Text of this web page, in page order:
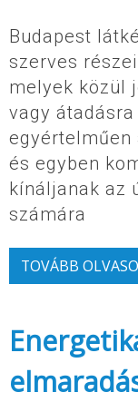
Budapest
szerves
melyek közül
vagy
egyértelműen
és egyben
kínáljanak az
számára
TOVÁBB